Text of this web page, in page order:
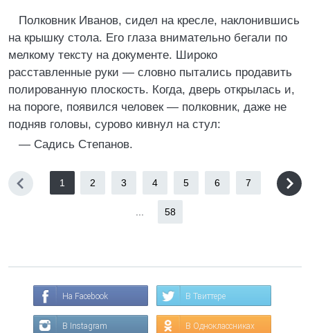
Полковник Иванов, сидел на кресле, наклонившись
на крышку стола. Его глаза внимательно бегали по
мелкому тексту на документе. Широко
расставленные руки — словно пытались продавить
полированную плоскость. Когда, дверь открылась и,
на пороге, появился человек — полковник, даже не
подняв головы, сурово кивнул на стул:
— Садись Степанов.
1 2 3 4 5 6 7
58
На Facebook В Твиттере
В Instagram В Одноклассниках